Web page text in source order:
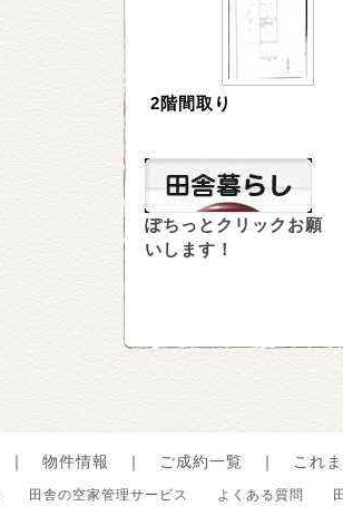
2階間取り
ぽちっとクリックお願
いします！
｜ 物件情報 ｜ ご成約一覧 ｜ これ
田舎の空家管理サービス よくある質問